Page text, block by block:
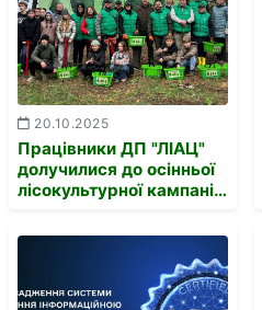
20.10.2025
Працівники ДП "ЛІАЦ"
долучилися до осінньої
лісокультурної кампанії
Президента України